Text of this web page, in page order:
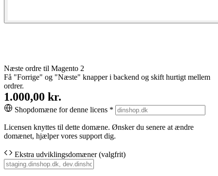
Næste ordre til Magento 2
Få "Forrige" og "Næste" knapper i backend og skift hurtigt mellem
ordrer.
1.000,00 kr.
Shopdomæne for denne licens *
Licensen knyttes til dette domæne. Ønsker du senere at ændre
domænet, hjælper vores support dig.
Ekstra udviklingsdomæner (valgfrit)